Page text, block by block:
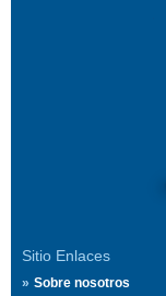
Sitio Enlaces
Sobre nosotros